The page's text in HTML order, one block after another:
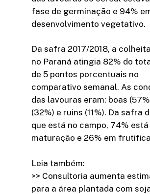
fase de germinação e 94%
desenvolvimento vegetativo.
Da safra 2017/2018, a
no Paraná atingia 82% do
de 5 pontos porcentuais no
comparativo semanal. As
das lavouras eram: boas
(32%) e ruins (11%). Da safra
que está no campo, 74% está
maturação e 26% em
Leia também:
>> Consultoria aumenta
para a área plantada com